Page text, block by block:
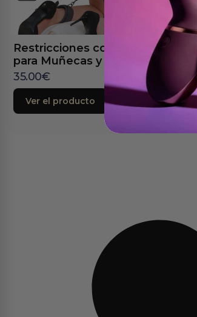
Restricciones con Esposas
para Muñecas y Tobillos
35.00€
Ver el producto